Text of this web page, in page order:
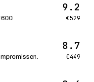
9.2
€529
8.7
€449